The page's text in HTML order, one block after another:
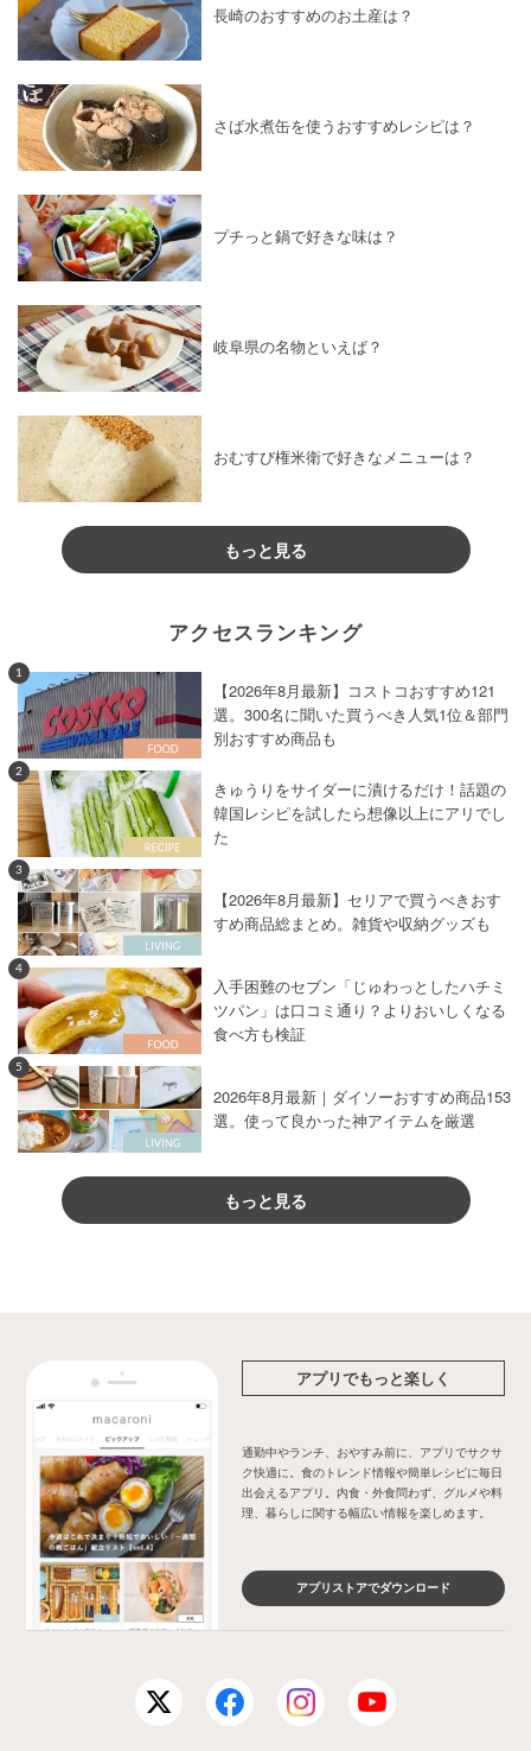
長崎のおすすめのお土産は？
さば水煮缶を使うおすすめレシピは？
プチっと鍋で好きな味は？
岐阜県の名物といえば？
おむすび権米衛で好きなメニューは？
もっと見る
アクセスランキング
1
【2026年8月最新】コストコおすすめ121
選。300名に聞いた買うべき人気1位＆部門
別おすすめ商品も
2
きゅうりをサイダーに漬けるだけ！話題の
韓国レシピを試したら想像以上にアリでし
た
3
【2026年8月最新】セリアで買うべきおす
すめ商品総まとめ。雑貨や収納グッズも
4
入手困難のセブン「じゅわっとしたハチミ
ツパン」は口コミ通り？よりおいしくなる
食べ方も検証
5
2026年8月最新｜ダイソーおすすめ商品153
選。使って良かった神アイテムを厳選
もっと見る
アプリでもっと楽しく
通勤中やランチ、おやすみ前に、アプリでサクサ
ク快適に。食のトレンド情報や簡単レシピに毎日
出会えるアプリ。内食・外食問わず、グルメや料
理、暮らしに関する幅広い情報を楽しめます。
アプリストアでダウンロード